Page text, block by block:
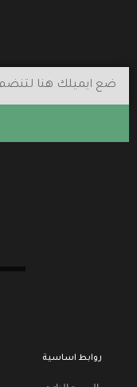
روابط اساسية